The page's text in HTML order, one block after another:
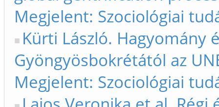
Megjelent: Szociológiai
Kürti László. Hagyomány
Gyöngyösbokrétától az
Megjelent: Szociológiai